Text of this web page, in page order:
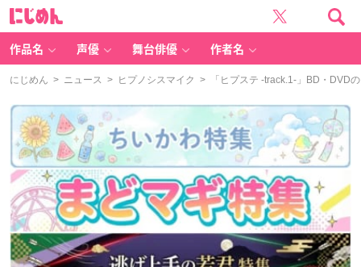
作品名 声優 舞台俳優 作者名
にじめん > ニュース > ヒプノシスマイク > 「ヒプステ -track.1-」BD・DVD